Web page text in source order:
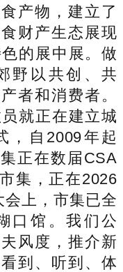
产物，建立了
财产生态展现
的展中展。做
野以共创、共
者和消费者。
就正在建立城
，自2009年起
正在数届CSA
集，正在2026
上，市集已全
口馆。我们公
风度，推介新
到、听到、体